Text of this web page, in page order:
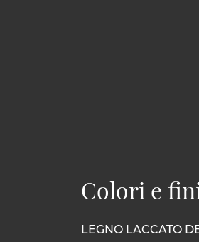
Colori e
LEGNO LACCATO